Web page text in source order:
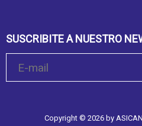
SUSCRIBITE A NUESTRO
Copyright © 2026 by